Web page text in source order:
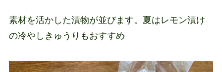
素材を活かした漬物が並びます。夏はレモン漬け
の冷やしきゅうりもおすすめ